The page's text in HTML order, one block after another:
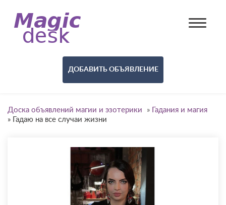
ДОБАВИТЬ ОБЪЯВЛЕНИЕ
Доска объявлений магии и эзотерики »
Гадания и магия
»
Гадаю на все случаи жизни